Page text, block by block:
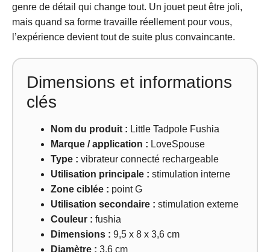
genre de détail qui change tout. Un jouet peut être joli,
mais quand sa forme travaille réellement pour vous,
l’expérience devient tout de suite plus convaincante.
Dimensions et informations
clés
Nom du produit : Little Tadpole Fushia
Marque / application : LoveSpouse
Type : vibrateur connecté rechargeable
Utilisation principale : stimulation interne
Zone ciblée : point G
Utilisation secondaire : stimulation externe
Couleur : fushia
Dimensions : 9,5 x 8 x 3,6 cm
Diamètre : 3,6 cm